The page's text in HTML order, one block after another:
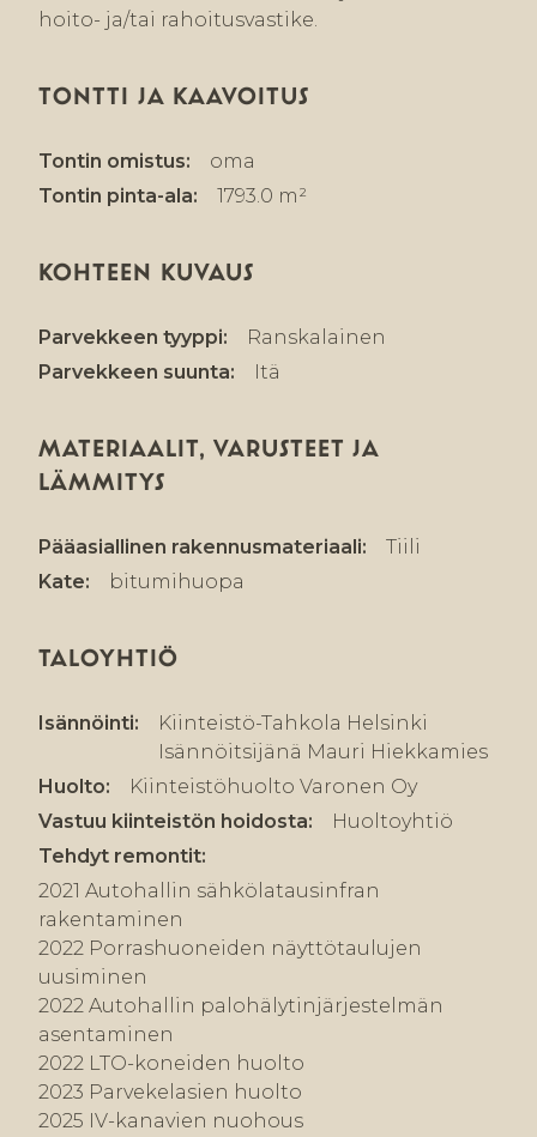
hoito- ja/tai rahoitusvastike.
TONTTI JA KAAVOITUS
Tontin omistus:
oma
Tontin pinta-ala:
1793.0 m²
KOHTEEN KUVAUS
Parvekkeen tyyppi:
Ranskalainen
Parvekkeen suunta:
Itä
MATERIAALIT, VARUSTEET JA
LÄMMITYS
Pääasiallinen rakennusmateriaali:
Tiili
Kate:
bitumihuopa
TALOYHTIÖ
Isännöinti:
Kiinteistö-Tahkola Helsinki
Isännöitsijänä Mauri Hiekkamies
Huolto:
Kiinteistöhuolto Varonen Oy
Vastuu kiinteistön hoidosta:
Huoltoyhtiö
Tehdyt remontit:
2021 Autohallin sähkölatausinfran
rakentaminen
2022 Porrashuoneiden näyttötaulujen
uusiminen
2022 Autohallin palohälytinjärjestelmän
asentaminen
2022 LTO-koneiden huolto
2023 Parvekelasien huolto
2025 IV-kanavien nuohous